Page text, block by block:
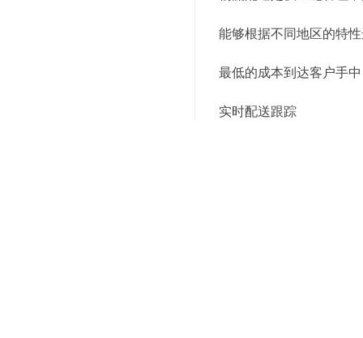
能够根据不同地区的特
最低的成本到达客户手
实时配送跟踪